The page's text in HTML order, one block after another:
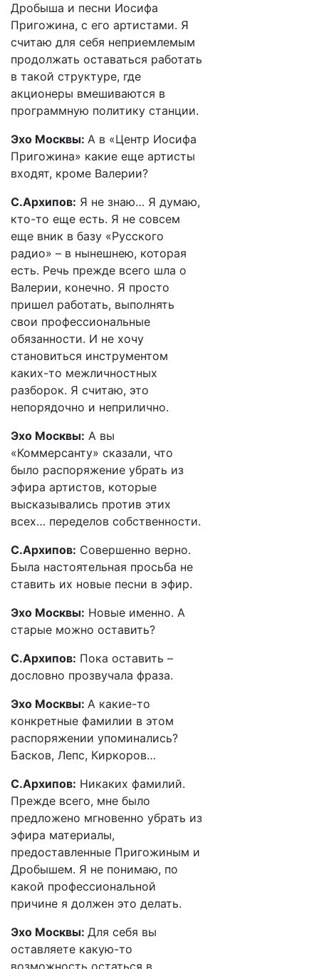
Дробыша и песни Иосифа
Пригожина, с его артистами. Я
считаю для себя неприемлемым
продолжать оставаться работать
в такой структуре, где
акционеры вмешиваются в
программную политику станции.
Эхо Москвы: А в «Центр Иосифа
Пригожина» какие еще артисты
входят, кроме Валерии?
С.Архипов: Я не знаю… Я думаю,
кто-то еще есть. Я не совсем
еще вник в базу «Русского
радио» – в нынешнею, которая
есть. Речь прежде всего шла о
Валерии, конечно. Я просто
пришел работать, выполнять
свои профессиональные
обязанности. И не хочу
становиться инструментом
каких-то межличностных
разборок. Я считаю, это
непорядочно и неприлично.
Эхо Москвы: А вы
«Коммерсанту» сказали, что
было распоряжение убрать из
эфира артистов, которые
высказывались против этих
всех… переделов собственности.
С.Архипов: Совершенно верно.
Была настоятельная просьба не
ставить их новые песни в эфир.
Эхо Москвы: Новые именно. А
старые можно оставить?
С.Архипов: Пока оставить –
дословно прозвучала фраза.
Эхо Москвы: А какие-то
конкретные фамилии в этом
распоряжении упоминались?
Басков, Лепс, Киркоров…
С.Архипов: Никаких фамилий.
Прежде всего, мне было
предложено мгновенно убрать из
эфира материалы,
предоставленные Пригожиным и
Дробышем. Я не понимаю, по
какой профессиональной
причине я должен это делать.
Эхо Москвы: Для себя вы
оставляете какую-то
возможность остаться в